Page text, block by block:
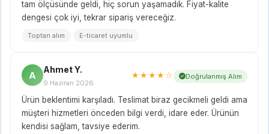
tam ölçüsünde geldi, hiç sorun yaşamadık. Fiyat-kalite
dengesi çok iyi, tekrar sipariş vereceğiz.
Toptan alım E-ticaret uyumlu
A
Ahmet Y.
9 Haziran 2026
★★★★☆ Doğrulanmış Alım
Ürün beklentimi karşıladı. Teslimat biraz gecikmeli geldi ama
müşteri hizmetleri önceden bilgi verdi, idare eder. Ürünün
kendisi sağlam, tavsiye ederim.